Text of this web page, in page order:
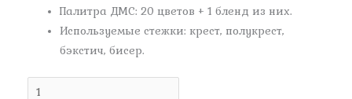
Палитра ДМС: 20 цветов + 1 бленд из них.
Используемые стежки: крест, полукрест,
бэкстич, бисер.